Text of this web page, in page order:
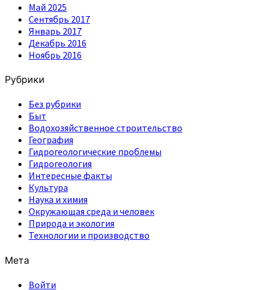
Май 2025
Сентябрь 2017
Январь 2017
Декабрь 2016
Ноябрь 2016
Рубрики
Без рубрики
Быт
Водохозяйственное строительство
География
Гидрогеологические проблемы
Гидрогеология
Интересные факты
Культура
Наука и химия
Окружающая среда и человек
Природа и экология
Технологии и производство
Мета
Войти